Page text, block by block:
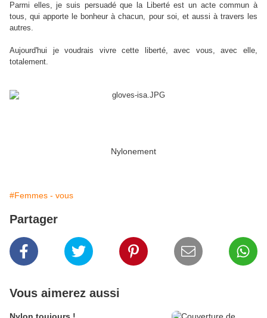
Parmi elles, je suis persuadé que la Liberté est un acte commun à
tous, qui apporte le bonheur à chacun, pour soi, et aussi à travers les
autres.
Aujourd'hui je voudrais vivre cette liberté, avec vous, avec elle,
totalement.
Nylonement
#Femmes - vous
Partager
Vous aimerez aussi